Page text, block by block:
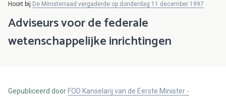
Hoort bij De Ministerraad vergaderde op donderdag 11 december 1997
Adviseurs voor de federale
wetenschappelijke inrichtingen
Gepubliceerd door FOD Kanselarij van de Eerste Minister -